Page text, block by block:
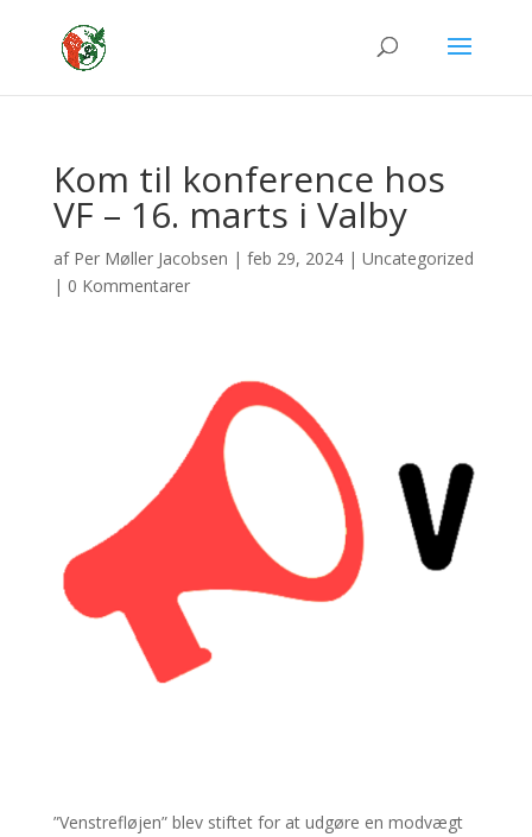
Kom til konference hos
VF – 16. marts i Valby
af Per Møller Jacobsen | feb 29, 2024| Uncategorized
| 0 Kommentarer
”Venstrefløjen” blev stiftet for at udgøre en modvægt